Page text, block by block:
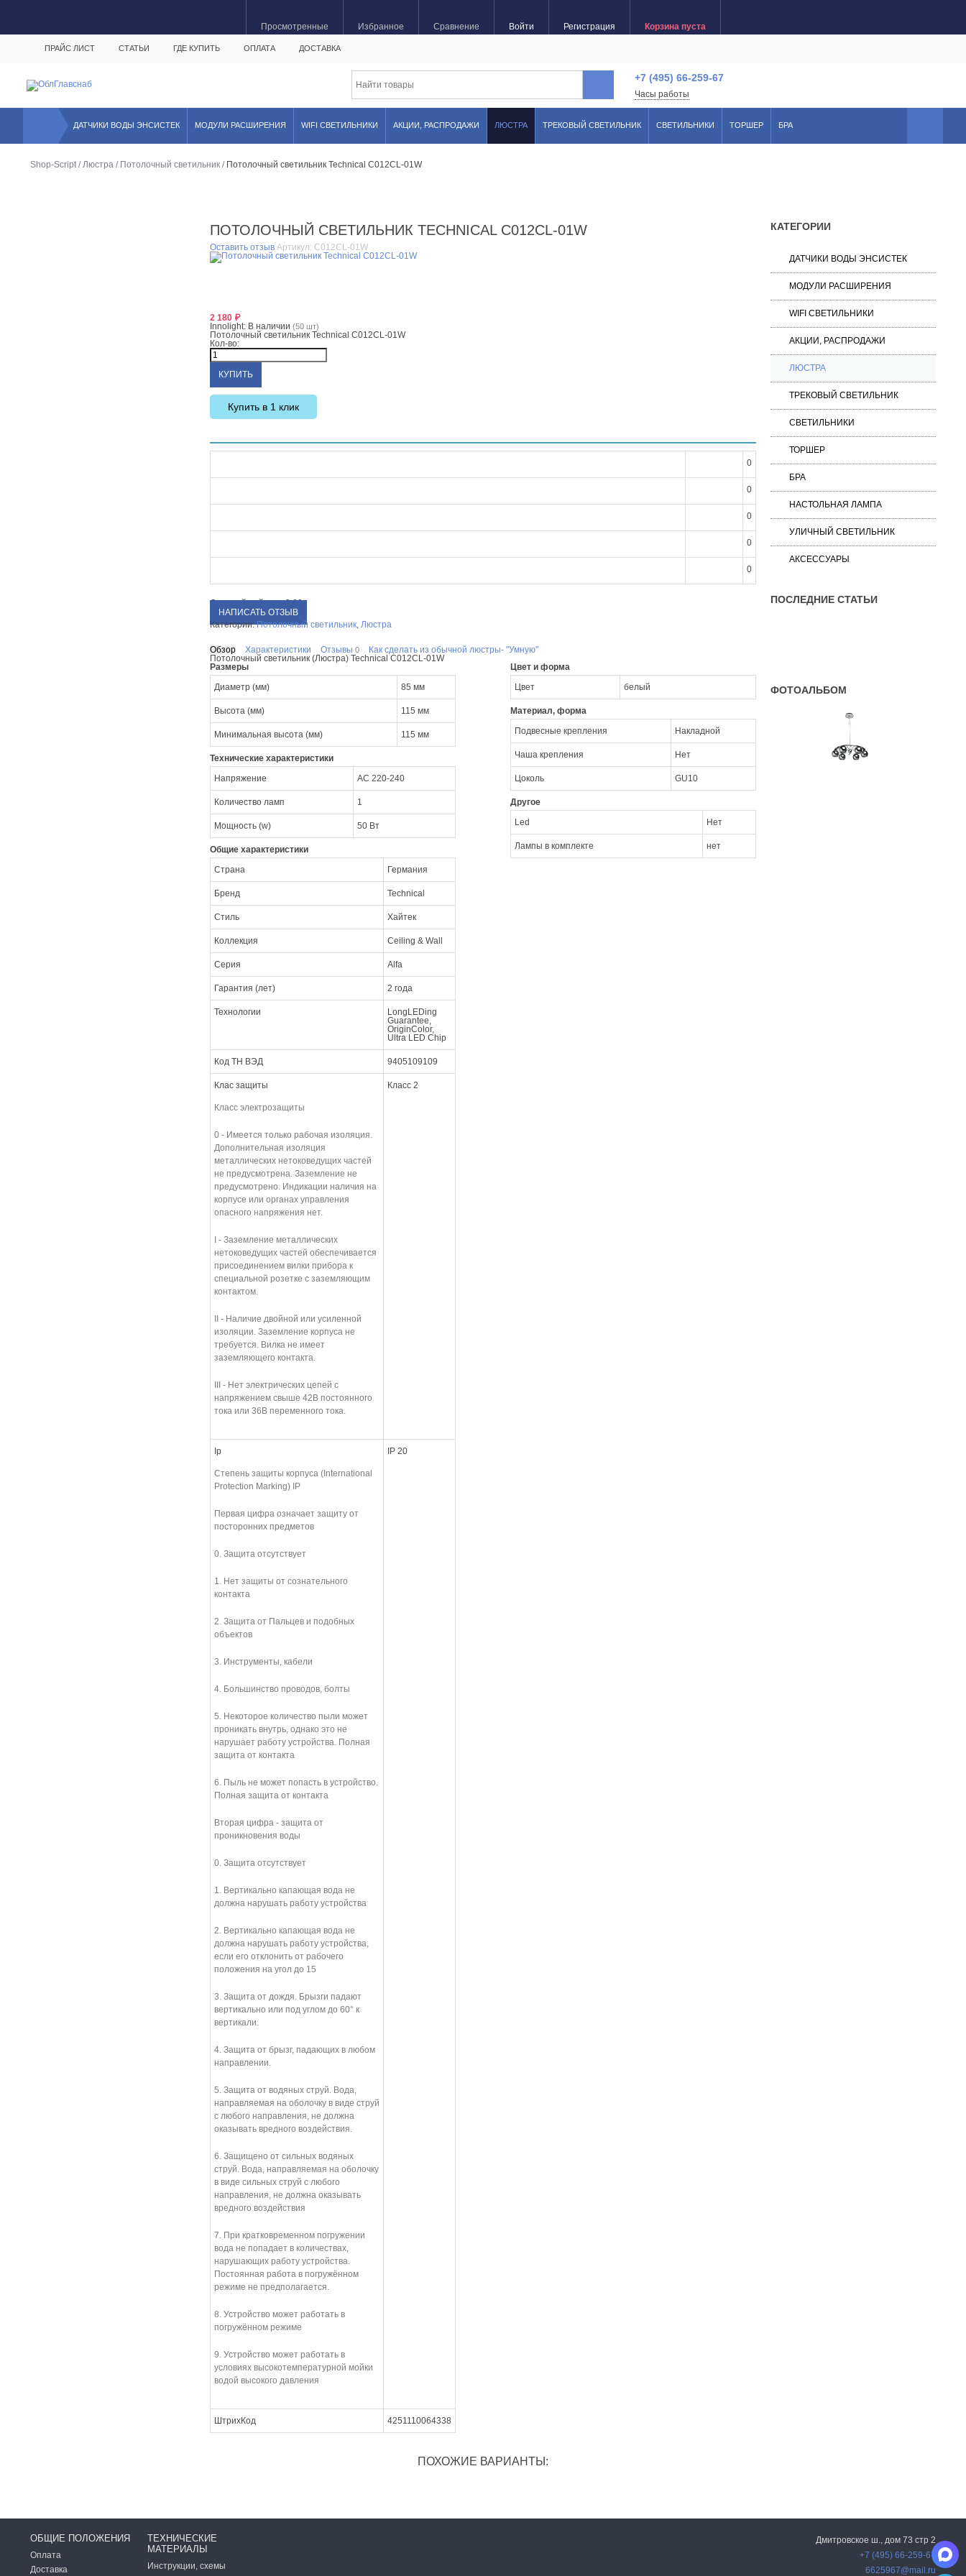
Просмотренные Избранное Сравнение Войти Регистрация Корзина пуста
ПРАЙС ЛИСТ СТАТЬИ ГДЕ КУПИТЬ ОПЛАТА ДОСТАВКА
+7 (495) 66-259-67
Часы работы
ДАТЧИКИ ВОДЫ ЭНСИСТЕК МОДУЛИ РАСШИРЕНИЯ WIFI СВЕТИЛЬНИКИ АКЦИИ, РАСПРОДАЖИ ЛЮСТРА ТРЕКОВЫЙ СВЕТИЛЬНИК СВЕТИЛЬНИКИ ТОРШЕР БРА
Shop-Script/Люстра / Потолочный светильник / Потолочный светильник Technical C012CL-01W
КАТЕГОРИИ
ДАТЧИКИ ВОДЫ ЭНСИСТЕК
МОДУЛИ РАСШИРЕНИЯ
WIFI СВЕТИЛЬНИКИ
АКЦИИ, РАСПРОДАЖИ
ЛЮСТРА
ТРЕКОВЫЙ СВЕТИЛЬНИК
СВЕТИЛЬНИКИ
ТОРШЕР
БРА
НАСТОЛЬНАЯ ЛАМПА
УЛИЧНЫЙ СВЕТИЛЬНИК
АКСЕССУАРЫ
ПОСЛЕДНИЕ СТАТЬИ
ФОТОАЛЬБОМ
ПОТОЛОЧНЫЙ СВЕТИЛЬНИК TECHNICAL C012CL-01W
Оставить отзыв Артикул: C012CL-01W
2 180 ₽
Innolight: В наличии (50 шт)
Потолочный светильник Technical C012CL-01W
Кол-во:
Купить в 1 клик
0
0
0
0
0
Средний рейтинг:0.00
НАПИСАТЬ ОТЗЫВ
Категории:Потолочный светильник, Люстра
Обзор Характеристики Отзывы 0
Как сделать из обычной люстры- "Умную"
Потолочный светильник (Люстра) Technical C012CL-01W
Размеры
Диаметр (мм)
85 мм
Высота (мм) 115 мм
Минимальная высота (мм) 115 мм
Технические характеристики
Напряжение
AC 220-240
Количество ламп 1
Мощность (w) 50 Вт
Общие характеристики
Страна
Германия
Бренд Technical
Стиль Хайтек
Коллекция Ceiling & Wall
Серия Alfa
Гарантия (лет) 2 года
Технологии
LongLEDing
Guarantee,
OriginColor,
Ultra LED Chip
Код ТН ВЭД 9405109109
Клас защиты
Класс электрозащиты
0 - Имеется только рабочая изоляция.
Дополнительная изоляция
металлических нетоковедущих частей
не предусмотрена. Заземление не
предусмотрено. Индикации наличия на
корпусе или органах управления
опасного напряжения нет.
I - Заземление металлических
нетоковедущих частей обеспечивается
присоединением вилки прибора к
специальной розетке с заземляющим
контактом.
II - Наличие двойной или усиленной
изоляции. Заземление корпуса не
требуется. Вилка не имеет
заземляющего контакта.
III - Нет электрических цепей с
напряжением свыше 42В постоянного
тока или 36В переменного тока.
Класс 2
Ip
Степень защиты корпуса (International
Protection Marking) IP
Первая цифра означает защиту от
посторонних предметов
0. Защита отсутствует
1. Нет защиты от сознательного
контакта
2. Защита от Пальцев и подобных
объектов
3. Инструменты, кабели
4. Большинство проводов, болты
5. Некоторое количество пыли может
проникать внутрь, однако это не
нарушает работу устройства. Полная
защита от контакта
6. Пыль не может попасть в устройство.
Полная защита от контакта
Вторая цифра - защита от
проникновения воды
0. Защита отсутствует
1. Вертикально капающая вода не
должна нарушать работу устройства
2. Вертикально капающая вода не
должна нарушать работу устройства,
если его отклонить от рабочего
положения на угол до 15
3. Защита от дождя. Брызги падают
вертикально или под углом до 60° к
вертикали.
4. Защита от брызг, падающих в любом
направлении.
5. Защита от водяных струй. Вода,
направляемая на оболочку в виде струй
с любого направления, не должна
оказывать вредного воздействия.
6. Защищено от сильных водяных
струй. Вода, направляемая на оболочку
в виде сильных струй с любого
направления, не должна оказывать
вредного воздействия
7. При кратковременном погружении
вода не попадает в количествах,
нарушающих работу устройства.
Постоянная работа в погружённом
режиме не предполагается.
8. Устройство может работать в
погружённом режиме
9. Устройство может работать в
условиях высокотемпературной мойки
водой высокого давления
IP 20
ШтрихКод 4251110064338
Цвет и форма
Цвет
белый
Материал, форма
Подвесные крепления
Накладной
Чаша крепления Нет
Цоколь GU10
Другое
Led
Нет
Лампы в комплекте нет
ПОХОЖИЕ ВАРИАНТЫ:
ОБЩИЕ ПОЛОЖЕНИЯ
Оплата
Доставка
ТЕХНИЧЕСКИЕ
МАТЕРИАЛЫ
Инструкции, схемы
Дмитровское ш., дом 73 стр 2
+7 (495) 66-259-67
6625967@mail.ru